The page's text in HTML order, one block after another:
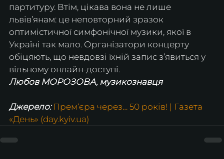
партитуру. Втім, цікава вона не лише
львів’янам: це неповторний зразок
оптимістичної симфонічної музики, якої в
Україні так мало. Організатори концерту
обіцяють, що невдовзі їхній запис з’явиться у
вільному онлайн-доступі.
Любов МОРОЗОВА, музикознавця
Джерело: Прем‘єра через… 50 років! | Газета
«День» (day.kyiv.ua)